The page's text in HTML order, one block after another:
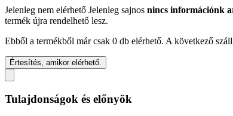
Jelenleg nem elérhető Jelenleg sajnos nincs információnk
termék újra rendelhető lesz.
Ebből a termékből már csak 0 db elérhető. A következő
Értesítés, amikor elérhető.
Tulajdonságok és előnyök